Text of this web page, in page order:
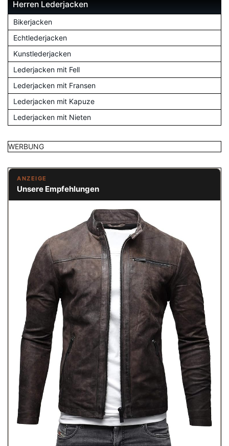
Herren Lederjacken
Bikerjacken
Echtlederjacken
Kunstlederjacken
Lederjacken mit Fell
Lederjacken mit Fransen
Lederjacken mit Kapuze
Lederjacken mit Nieten
WERBUNG
ANZEIGE
Unsere Empfehlungen